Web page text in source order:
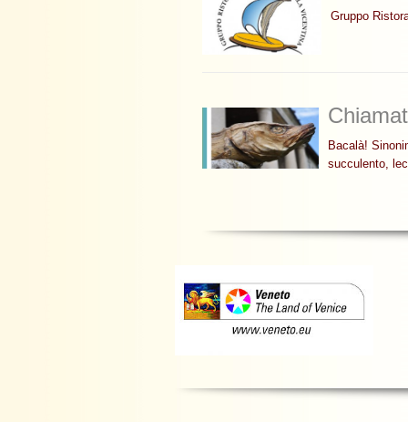
Gruppo
Bacalà!
succulento,